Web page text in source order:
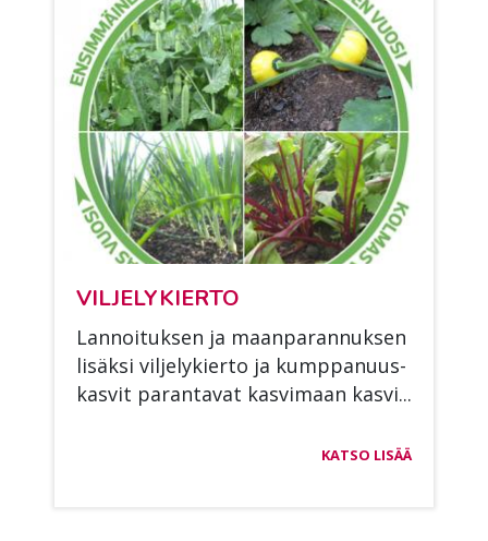
VIL­JE­LY­KIER­TO
Lan­noi­tuk­sen ja maan­pa­ran­nuk­sen
li­säk­si vil­je­ly­kier­to ja kump­pa­nuus­
kas­vit pa­ran­ta­vat kas­vi­maan kas­vi...
KATSO LISÄÄ